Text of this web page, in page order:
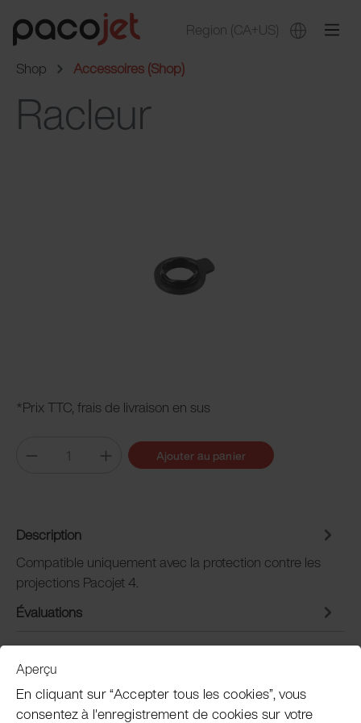
Region (CA+US)
Shop
Accessoires (Shop)
Racleur
*Prix TTC, frais de livraison en sus
Ajouter au panier
Description
Compatible uniquement avec la protection contre les
projections Pacojet 4.
Évaluations
Service clientèle
Aperçu
En cliquant sur “Accepter tous les cookies”, vous
consentez à l'enregistrement de cookies sur votre